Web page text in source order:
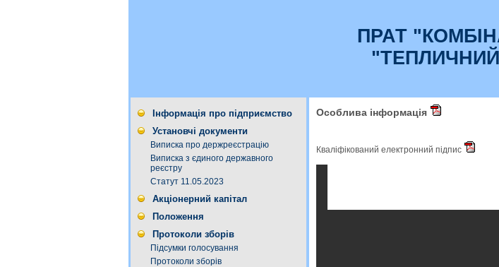
ПРАТ
Інформація про підприємство
Установчі документи
Виписка про держреєстрацію
Виписка з єдиного державного
реєстру
Статут 11.05.2023
Акціонерний капітал
Положення
Протоколи зборів
Підсумки голосування
Протоколи зборів
Особлива інформація
Кваліфікований електронний підпис